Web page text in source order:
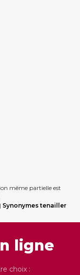
même partielle est
Synonymes tenailler
ligne
choix :